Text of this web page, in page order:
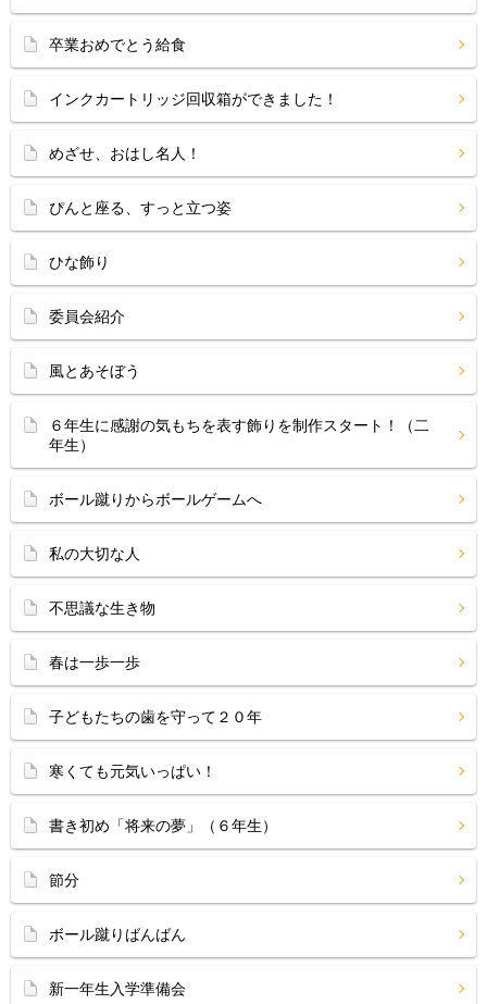
卒業おめでとう給食
インクカートリッジ回収箱ができました！
めざせ、おはし名人！
ぴんと座る、すっと立つ姿
ひな飾り
委員会紹介
風とあそぼう
６年生に感謝の気もちを表す飾りを制作スタート！（二
年生）
ボール蹴りからボールゲームへ
私の大切な人
不思議な生き物
春は一歩一歩
子どもたちの歯を守って２０年
寒くても元気いっぱい！
書き初め「将来の夢」（６年生）
節分
ボール蹴りばんばん
新一年生入学準備会